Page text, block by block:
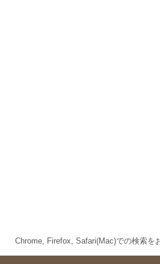
Chrome, Firefox, Safari(Mac)での検索を